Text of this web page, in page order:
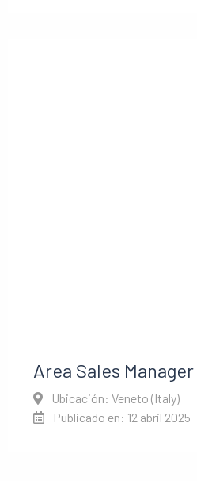
Area Sales
Ubicación: Veneto (Italy)
Publicado en: 12 abril 2025